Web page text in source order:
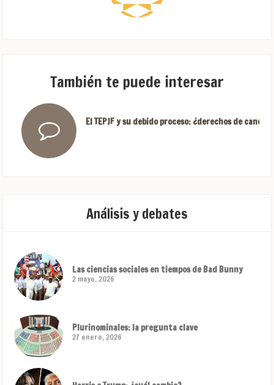
También te puede interesar
El TEPJF y su debido proceso: ¿derechos de
Análisis y debates
Las ciencias sociales en tiempos de Bad Bunny
2 mayo, 2026
Plurinominales: la pregunta clave
27 enero, 2026